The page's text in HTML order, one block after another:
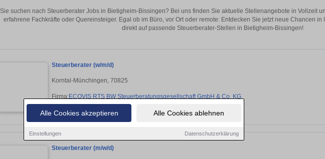
Alle Cookies akzeptieren Alle Cookies ablehnen
Einstellungen Datenschutzerklärung
Sie suchen nach Steuerberater Jobs in Bietigheim-Bissingen? Bei uns finden Sie aktuelle Stellenangebote in Vollzeit
erfahrene Fachkräfte oder Quereinsteiger. Egal ob im Büro, vor Ort oder remote: Entdecken Sie jetzt neue Chancen
direkt auf passende Steuerberater-Stellen in Bietigheim-Bissingen!
Steuerberater (w/m/d)
Korntal-Münchingen, 70825
Firma:ECOVIS RTS BW Steuerberatungsgesellschaft GmbH & Co. KG
Steuerberater (m/w/d)